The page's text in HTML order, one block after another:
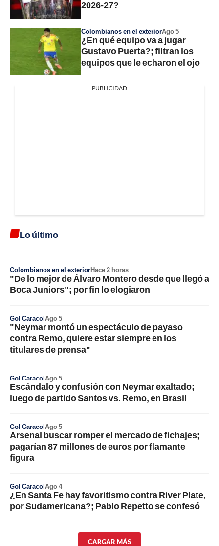
2026-27?
Colombianos en el exteriorAgo 5
¿En qué equipo va a jugar
Gustavo Puerta?; filtran los
equipos que le echaron el ojo
PUBLICIDAD
Lo último
Colombianos en el exteriorHace 2 horas
"De lo mejor de Álvaro Montero desde que llegó a
Boca Juniors"; por fin lo elogiaron
Gol CaracolAgo 5
"Neymar montó un espectáculo de payaso
contra Remo, quiere estar siempre en los
titulares de prensa"
Gol CaracolAgo 5
Escándalo y confusión con Neymar exaltado;
luego de partido Santos vs. Remo, en Brasil
Gol CaracolAgo 5
Arsenal buscar romper el mercado de fichajes;
pagarían 87 millones de euros por flamante
figura
Gol CaracolAgo 4
¿En Santa Fe hay favoritismo contra River Plate,
por Sudamericana?; Pablo Repetto se confesó
CARGAR MÁS